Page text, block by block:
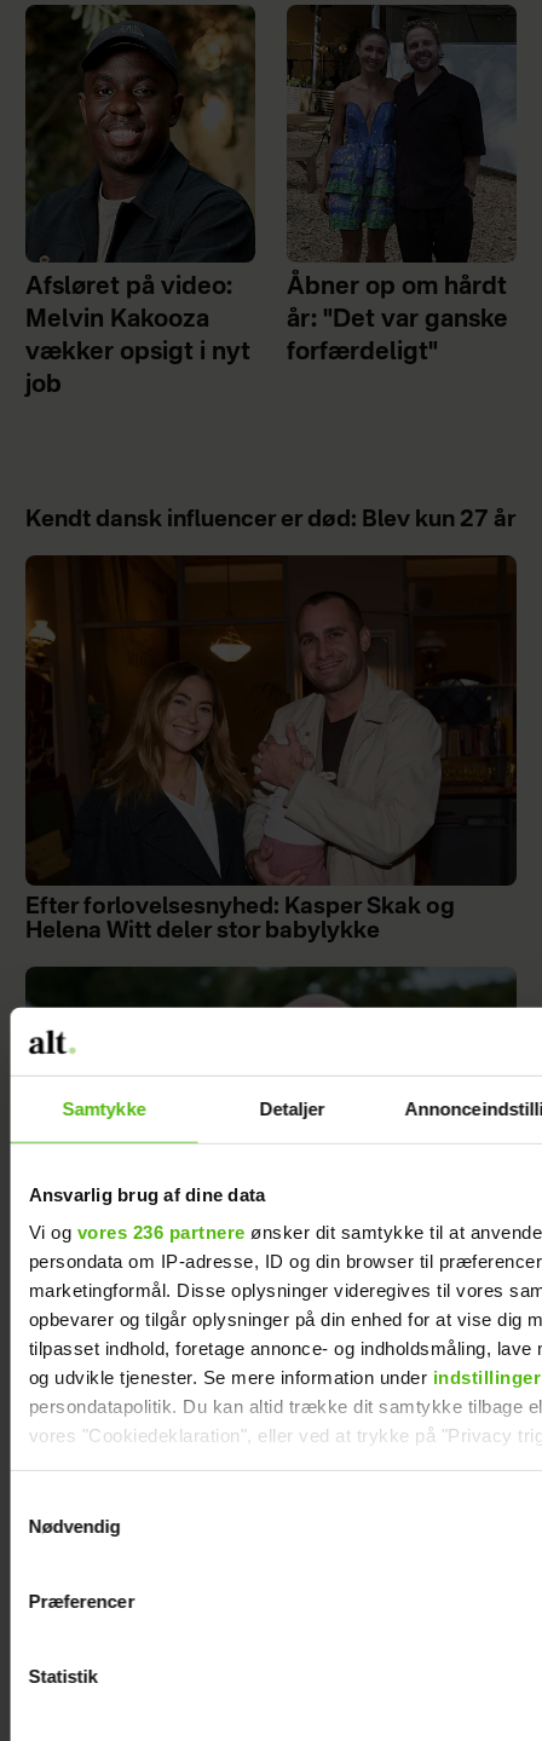
Samtykke Detaljer
Ansvarlig brug af dine data
Vi og vores 236 partnere ønsker dit samtykke til at
persondata om IP-adresse, ID og din browser til
marketingformål. Disse oplysninger videregives til vores
opbevarer og tilgår oplysninger på din enhed for at vise dig
tilpasset indhold, foretage annonce- og indholdsmåling, lave
og udvikle tjenester. Se mere information under indstillinger
persondatapolitik. Du kan altid trække dit samtykke tilbage
vores "Cookiedeklaration", eller ved at trykke på "Privacy
Vi anvender egne cookies og cookies fra tredjeparter til at
generere statistik og huske dine præferencer samt til brug
Nødvendig
Præferencer
Statistik
Afsløret på video:
Melvin Kakooza
vækker opsigt i nyt
job
Åbner op om hårdt
år: "Det var ganske
forfærdeligt"
Kendt dansk influencer er død: Blev kun 27 år
Efter forlovelsesnyhed: Kasper Skak og
Helena Witt deler stor babylykke
TV 2-profilen Stefan Jepsen ramt af
nyresvigt